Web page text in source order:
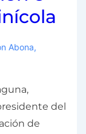
Abona,
del
de